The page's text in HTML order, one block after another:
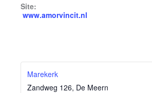
Site:
www.amorvincit.nl
Marekerk
Zandweg 126, De Meern